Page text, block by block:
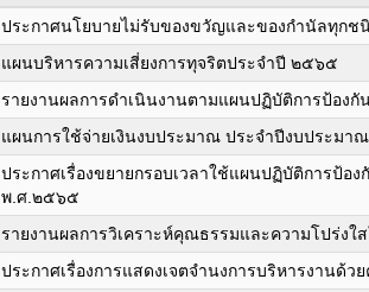
ประกาศนโยบายไม่รับของขวัญและของกำนัลทุกช
แผนบริหารความเสี่ยงการทุจริตประจำปี ๒๕๖๕
รายงานผลการดำเนินงานตามแผนปฏิบัติการป้อง
แผนการใช้จ่ายเงินงบประมาณ ประจำปีงบประม
ประกาศเรื่องขยายกรอบเวลาใช้แผนปฏิบัติการป้
พ.ศ.๒๕๖๕
รายงานผลการวิเคราะห์คุณธรรมและความโปร่งใ
ประกาศเรื่องการแสดงเจตจำนงการบริหารงานด้ว